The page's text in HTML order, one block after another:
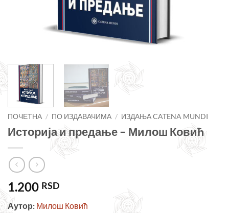
ПОЧЕТНА / ПО ИЗДАВАЧИМА / ИЗДАЊА CATENA MUNDI
Историја и предање – Милош Ковић
1.200 RSD
Аутор: Милош Ковић